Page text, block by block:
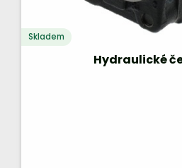
Skladem
Hydraulické